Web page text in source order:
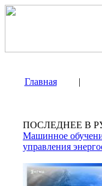
Главная |
ПОСЛЕДНЕЕ В
Машинное
управления